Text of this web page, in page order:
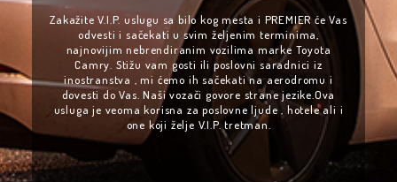
Zakažite V.I.P. uslugu sa bilo kog mesta i PREMIER će Vas
odvesti i sačekati u svim željenim terminima,
najnovijim nebrendiranim vozilima marke Toyota
Camry. Stižu vam gosti ili poslovni saradnici iz
inostranstva , mi ćemo ih sačekati na aerodromu i
dovesti do Vas. Naši vozači govore strane jezike.Ova
usluga je veoma korisna za poslovne ljude , hotele ali i
one koji želje V.I.P. tretman.